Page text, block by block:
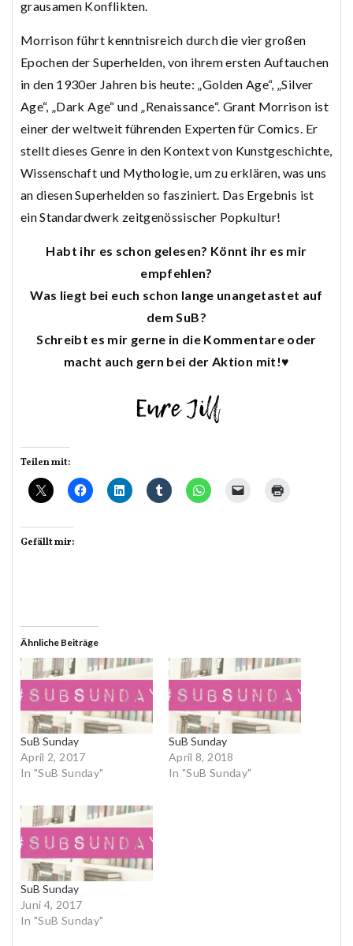
grausamen Konflikten.
Morrison führt kenntnisreich durch die vier großen
Epochen der Superhelden, von ihrem ersten Auftauchen
in den 1930er Jahren bis heute: „Golden Age“, „Silver
Age“, „Dark Age“ und „Renaissance“. Grant Morrison ist
einer der weltweit führenden Experten für Comics. Er
stellt dieses Genre in den Kontext von Kunstgeschichte,
Wissenschaft und Mythologie, um zu erklären, was uns
an diesen Superhelden so fasziniert. Das Ergebnis ist
ein Standardwerk zeitgenössischer Popkultur!
Habt ihr es schon gelesen? Könnt ihr es mir
empfehlen?
Was liegt bei euch schon lange unangetastet auf
dem SuB?
Schreibt es mir gerne in die Kommentare oder
macht auch gern bei der Aktion mit!♥
Teilen mit:
Gefällt mir:
Ähnliche Beiträge
SuB Sunday
April 2, 2017
In "SuB Sunday"
SuB Sunday
April 8, 2018
In "SuB Sunday"
SuB Sunday
Juni 4, 2017
In "SuB Sunday"